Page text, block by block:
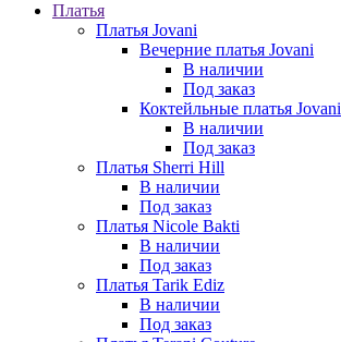
Платья
Платья Jovani
Вечерние платья Jovani
В наличии
Под заказ
Коктейльные платья Jovani
В наличии
Под заказ
Платья Sherri Hill
В наличии
Под заказ
Платья Nicole Bakti
В наличии
Под заказ
Платья Tarik Ediz
В наличии
Под заказ